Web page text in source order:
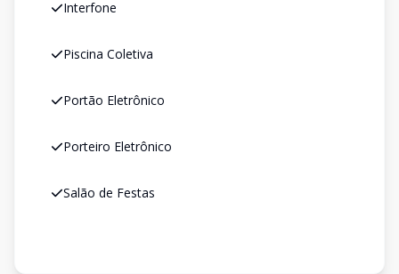
Interfone
Piscina Coletiva
Portão Eletrônico
Porteiro Eletrônico
Salão de Festas